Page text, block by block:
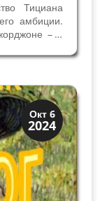
Тициана
амбиции.
– 2
показать
Окт 6
2024